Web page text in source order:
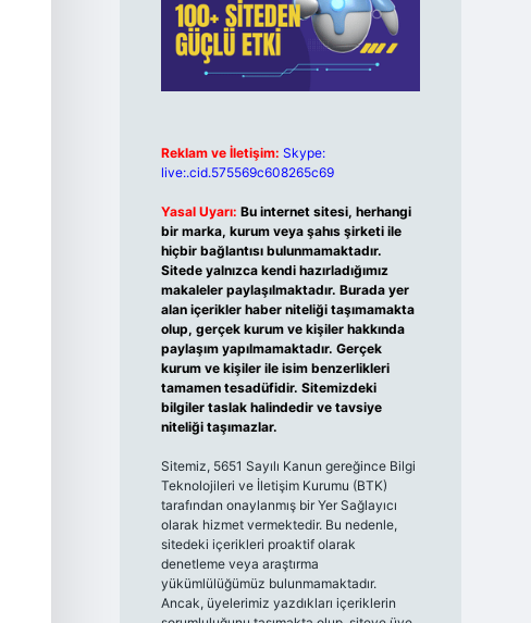
Reklam ve İletişim: Skype:
live:.cid.575569c608265c69
Yasal Uyarı: Bu internet sitesi, herhangi
bir marka, kurum veya şahıs şirketi ile
hiçbir bağlantısı bulunmamaktadır.
Sitede yalnızca kendi hazırladığımız
makaleler paylaşılmaktadır. Burada yer
alan içerikler haber niteliği taşımamakta
olup, gerçek kurum ve kişiler hakkında
paylaşım yapılmamaktadır. Gerçek
kurum ve kişiler ile isim benzerlikleri
tamamen tesadüfidir. Sitemizdeki
bilgiler taslak halindedir ve tavsiye
niteliği taşımazlar.
Sitemiz, 5651 Sayılı Kanun gereğince Bilgi
Teknolojileri ve İletişim Kurumu (BTK)
tarafından onaylanmış bir Yer Sağlayıcı
olarak hizmet vermektedir. Bu nedenle,
sitedeki içerikleri proaktif olarak
denetleme veya araştırma
yükümlülüğümüz bulunmamaktadır.
Ancak, üyelerimiz yazdıkları içeriklerin